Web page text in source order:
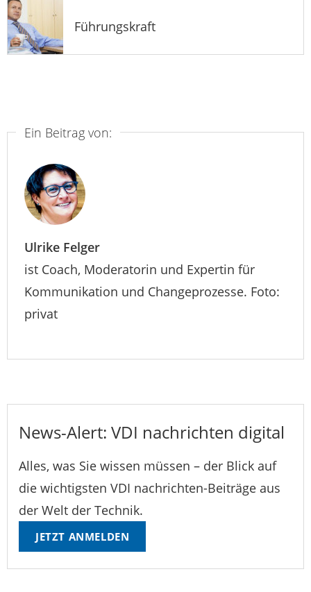
Führungskraft
Ein Beitrag von:
Ulrike Felger
ist Coach, Moderatorin und Expertin für
Kommunikation und Changeprozesse. Foto:
privat
News-Alert: VDI nachrichten digital
Alles, was Sie wissen müssen – der Blick auf
die wichtigsten VDI nachrichten-Beiträge aus
der Welt der Technik.
JETZT ANMELDEN